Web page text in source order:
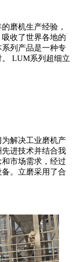
磨机生产经验，
收了世界各地的
列产品是一种专
LUM系列超细立
解决工业磨机产
进技术并结合我
市场需求，经过
。立磨采用了合